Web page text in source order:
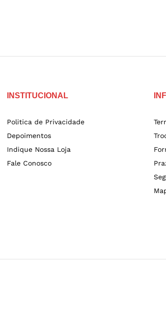
INSTITUCIONAL
Politica de Privacidade
Depoimentos
Indique Nossa Loja
Fale Conosco